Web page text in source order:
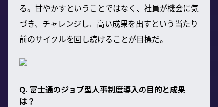
る。甘やかすということではなく、社員が機会に気
づき、チャレンジし、高い成果を出すという当たり
前のサイクルを回し続けることが目標だ。
Q. 富士通のジョブ型人事制度導入の目的と成果
は？